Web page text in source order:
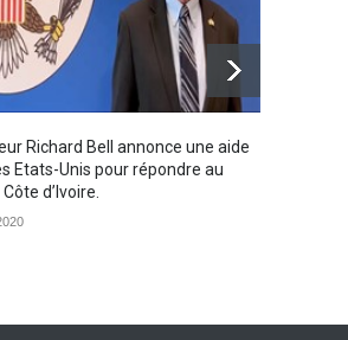
Richard Bell annonce une aide
Etats-Unis pour répondre au
d’Ivoire.